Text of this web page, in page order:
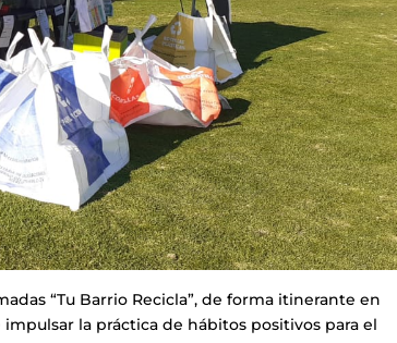
“Tu Barrio Recicla”, de forma itinerante en
la práctica de hábitos positivos para el